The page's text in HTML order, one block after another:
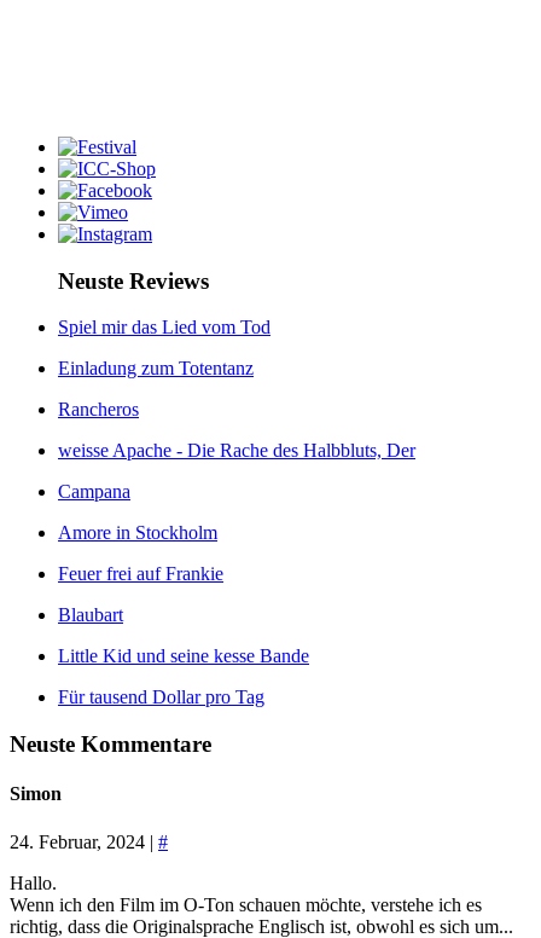
Neuste Reviews
Spiel mir das Lied vom Tod
Einladung zum Totentanz
Rancheros
weisse Apache - Die Rache des Halbbluts, Der
Campana
Amore in Stockholm
Feuer frei auf Frankie
Blaubart
Little Kid und seine kesse Bande
Für tausend Dollar pro Tag
Neuste Kommentare
Simon
24. Februar, 2024 | #
Hallo.
Wenn ich den Film im O-Ton schauen möchte, verstehe ich es
richtig, dass die Originalsprache Englisch ist, obwohl es sich um...